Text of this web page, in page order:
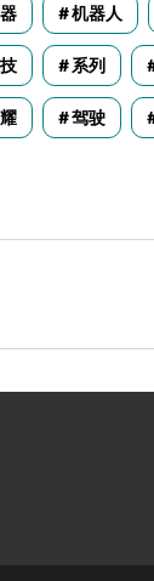
机器人
系列
驾驶